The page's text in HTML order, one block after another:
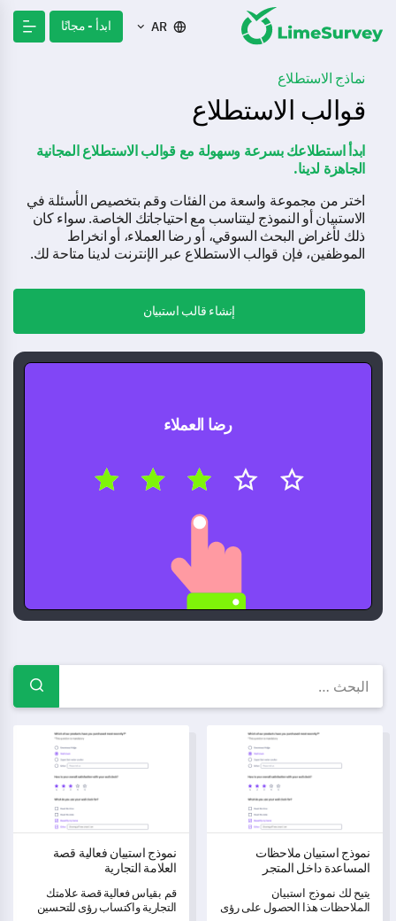
AR ابدأ - مجانًا
نماذج الاستطلاع
قوالب الاستطلاع
ابدأ استطلاعك بسرعة وسهولة مع قوالب الاستطلاع المجانية
الجاهزة لدينا.
اختر من مجموعة واسعة من الفئات وقم بتخصيص الأسئلة في
الاستبيان أو النموذج ليتناسب مع احتياجاتك الخاصة. سواء كان
ذلك لأغراض البحث السوقي، أو رضا العملاء، أو انخراط
الموظفين، فإن قوالب الاستطلاع عبر الإنترنت لدينا متاحة لك.
إنشاء قالب استبيان
رضا العملاء
قوالب استبيانات مجانية — أمثلة
نموذج استبيان ملاحظات المساعدة داخل المتجر
نموذج استبيان ملاحظات
المساعدة داخل المتجر
يتيح لك نموذج استبيان
الملاحظات هذا الحصول على رؤى
نموذج استبيان فعالية قصة العلامة
نموذج استبيان فعالية قصة
العلامة التجارية
قم بقياس فعالية قصة علامتك
التجارية واكتساب رؤى للتحسين